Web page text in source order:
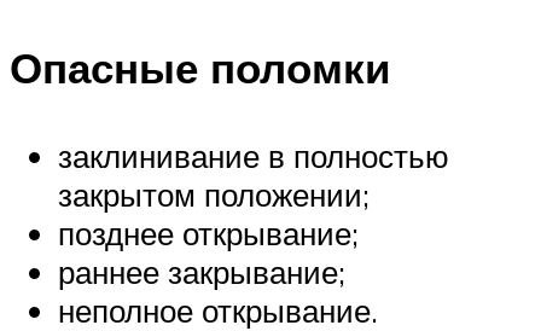
Опасные поломки
заклинивание в полностью
закрытом положении;
позднее открывание;
раннее закрывание;
неполное открывание.